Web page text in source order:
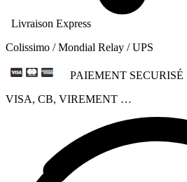
Livraison Express
Colissimo / Mondial Relay / UPS
PAIEMENT SECURISÉ
VISA, CB, VIREMENT …